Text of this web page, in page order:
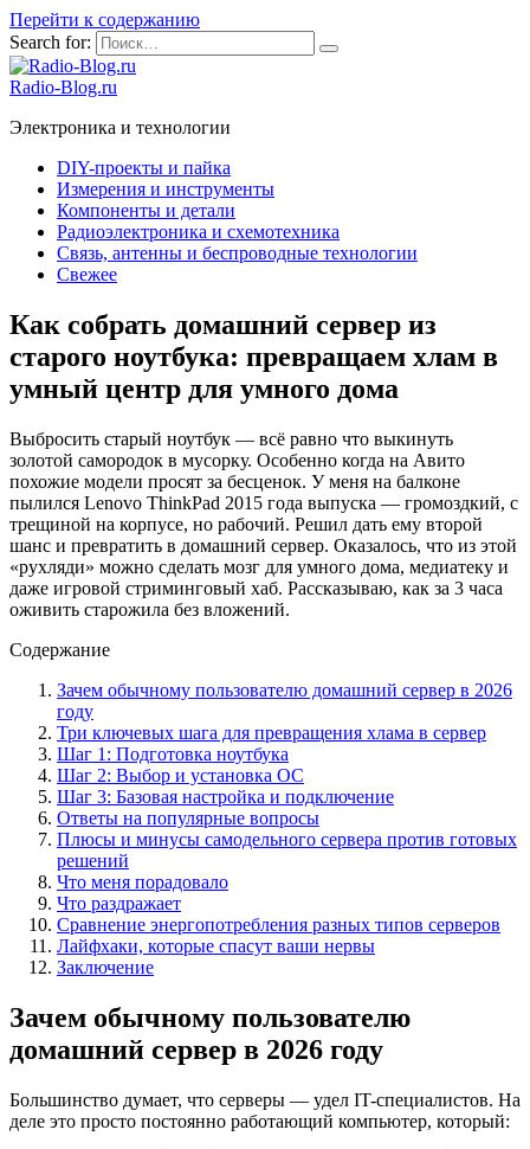
Перейти к содержанию
Search for:
Radio-Blog.ru
Электроника и технологии
DIY-проекты и пайка
Измерения и инструменты
Компоненты и детали
Радиоэлектроника и схемотехника
Связь, антенны и беспроводные технологии
Свежее
Как собрать домашний сервер из
старого ноутбука: превращаем хлам в
умный центр для умного дома
Выбросить старый ноутбук — всё равно что выкинуть
золотой самородок в мусорку. Особенно когда на Авито
похожие модели просят за бесценок. У меня на балконе
пылился Lenovo ThinkPad 2015 года выпуска — громоздкий, с
трещиной на корпусе, но рабочий. Решил дать ему второй
шанс и превратить в домашний сервер. Оказалось, что из этой
«рухляди» можно сделать мозг для умного дома, медиатеку и
даже игровой стриминговый хаб. Рассказываю, как за 3 часа
оживить старожила без вложений.
Содержание
Зачем обычному пользователю домашний сервер в 2026
году
Три ключевых шага для превращения хлама в сервер
Шаг 1: Подготовка ноутбука
Шаг 2: Выбор и установка ОС
Шаг 3: Базовая настройка и подключение
Ответы на популярные вопросы
Плюсы и минусы самодельного сервера против готовых
решений
Что меня порадовало
Что раздражает
Сравнение энергопотребления разных типов серверов
Лайфхаки, которые спасут ваши нервы
Заключение
Зачем обычному пользователю
домашний сервер в 2026 году
Большинство думает, что серверы — удел IT-специалистов. На
деле это просто постоянно работающий компьютер, который: